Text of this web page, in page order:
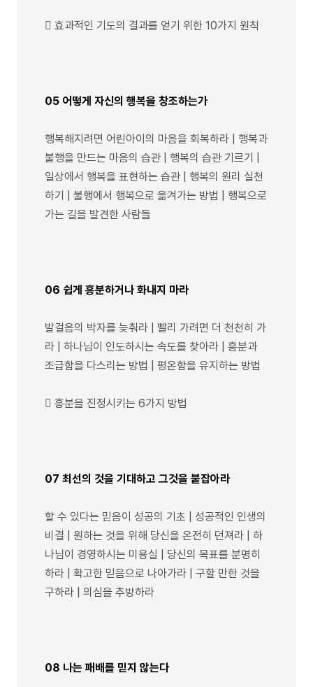
 효과적인 기도의 결과를 얻기 위한 10가지 원칙
05 어떻게 자신의 행복을 창조하는가
행복해지려면 어린아이의 마음을 회복하라 | 행복과
불행을 만드는 마음의 습관 | 행복의 습관 기르기 |
일상에서 행복을 표현하는 습관 | 행복의 원리 실천
하기 | 불행에서 행복으로 옮겨가는 방법 | 행복으로
가는 길을 발견한 사람들
06 쉽게 흥분하거나 화내지 마라
발걸음의 박자를 늦춰라 | 빨리 가려면 더 천천히 가
라 | 하나님이 인도하시는 속도를 찾아라 | 흥분과
조급함을 다스리는 방법 | 평온함을 유지하는 방법
 흥분을 진정시키는 6가지 방법
07 최선의 것을 기대하고 그것을 붙잡아라
할 수 있다는 믿음이 성공의 기초 | 성공적인 인생의
비결 | 원하는 것을 위해 당신을 온전히 던져라 | 하
나님이 경영하시는 미용실 | 당신의 목표를 분명히
하라 | 확고한 믿음으로 나아가라 | 구할 만한 것을
구하라 | 의심을 추방하라
08 나는 패배를 믿지 않는다